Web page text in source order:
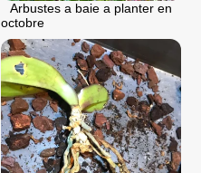
Arbustes a baie a planter en
octobre